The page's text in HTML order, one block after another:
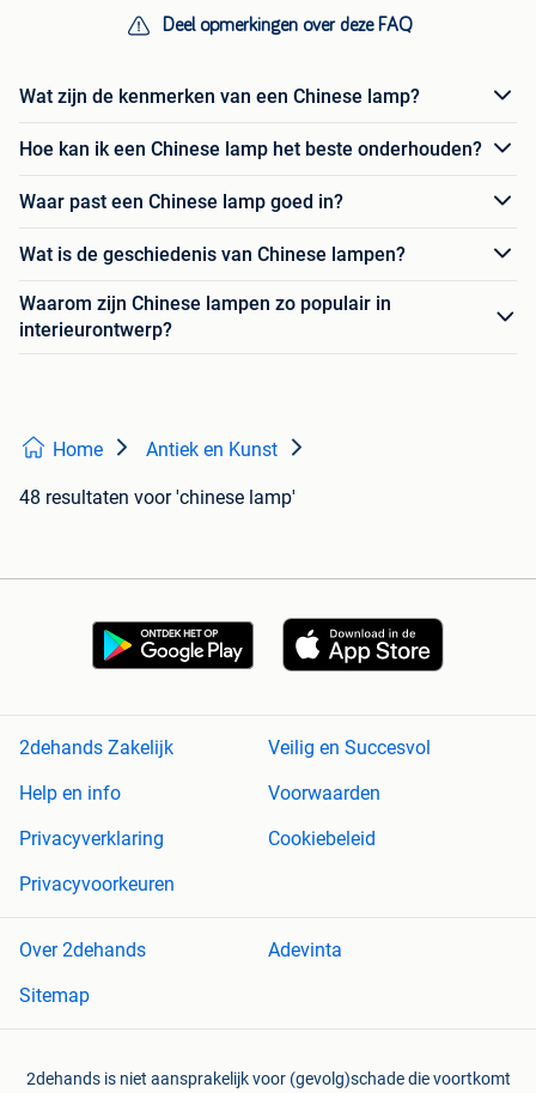
Deel opmerkingen over deze FAQ
Wat zijn de kenmerken van een Chinese lamp?
Hoe kan ik een Chinese lamp het beste onderhouden?
Waar past een Chinese lamp goed in?
Wat is de geschiedenis van Chinese lampen?
Waarom zijn Chinese lampen zo populair in
interieurontwerp?
Home Antiek en Kunst
48 resultaten voor 'chinese lamp'
2dehands Zakelijk
Veilig en Succesvol
Help en info
Voorwaarden
Privacyverklaring
Cookiebeleid
Privacyvoorkeuren
Over 2dehands
Adevinta
Sitemap
2dehands is niet aansprakelijk voor (gevolg)schade die voortkomt